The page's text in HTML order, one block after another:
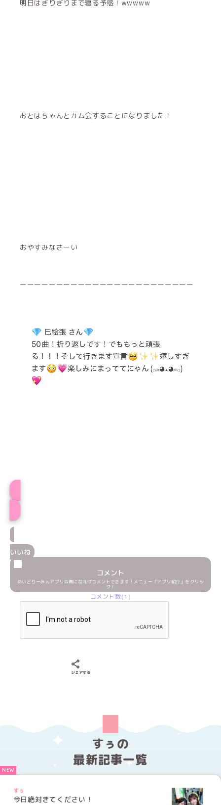
明日はぎりぎりまで寝る予感！wwwww
おとはちゃんとカム会することになりました！
おやすみなさーい
ーーーーーーーーーーーーーーーーーーーーーーーー
いいね
コメント
めいどりーみんアプリ会員になればコメントできます！メニュー「アプリ紹介」をクリッ
ク！
コメント数(1)
シェアする
すぅの
最新記事一覧
すぅ
今日絶対きてください！